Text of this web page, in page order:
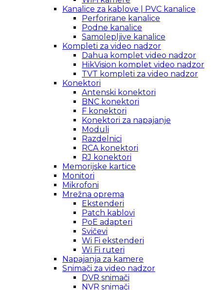
Kanalice za kablove | PVC kanalice
Perforirane kanalice
Podne kanalice
Samolepljive kanalice
Kompleti za video nadzor
Dahua komplet video nadzor
HikVision komplet video nadzor
TVT kompleti za video nadzor
Konektori
Antenski konektori
BNC konektori
F konektori
Konektori za napajanje
Moduli
Razdelnici
RCA konektori
RJ konektori
Memorijske kartice
Monitori
Mikrofoni
Mrežna oprema
Ekstenderi
Patch kablovi
PoE adapteri
Svičevi
Wi Fi ekstenderi
Wi Fi ruteri
Napajanja za kamere
Snimači za video nadzor
DVR snimači
NVR snimači